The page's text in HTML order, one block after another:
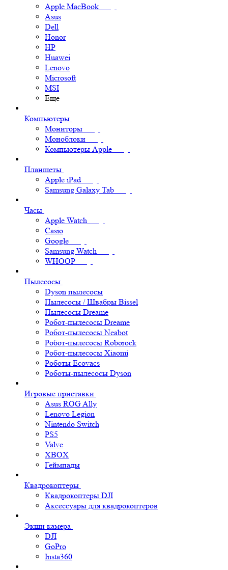
Apple MacBook
Asus
Dell
Honor
HP
Huawei
Lenovo
Microsoft
MSI
Еще
Компьютеры
Мониторы
Моноблоки
Компьютеры Apple
Планшеты
Apple iPad
Samsung Galaxy Tab
Часы
Apple Watch
Casio
Google
Samsung Watch
WHOOP
Пылесосы
Dyson пылесосы
Пылесосы / Швабры Bissel
Пылесосы Dreame
Робот-пылесосы Dreame
Робот-пылесосы Neabot
Робот-пылесосы Roborock
Робот-пылесосы Xiaomi
Роботы Ecovacs
Роботы-пылесосы Dyson
Игровые приставки
Asus ROG Ally
Lenovo Legion
Nintendo Switch
PS5
Valve
XBOX
Геймпады
Квадрокоптеры
Квадрокоптеры DJI
Аксессуары для квадрокоптеров
Экшн камера
DJI
GoPro
Insta360